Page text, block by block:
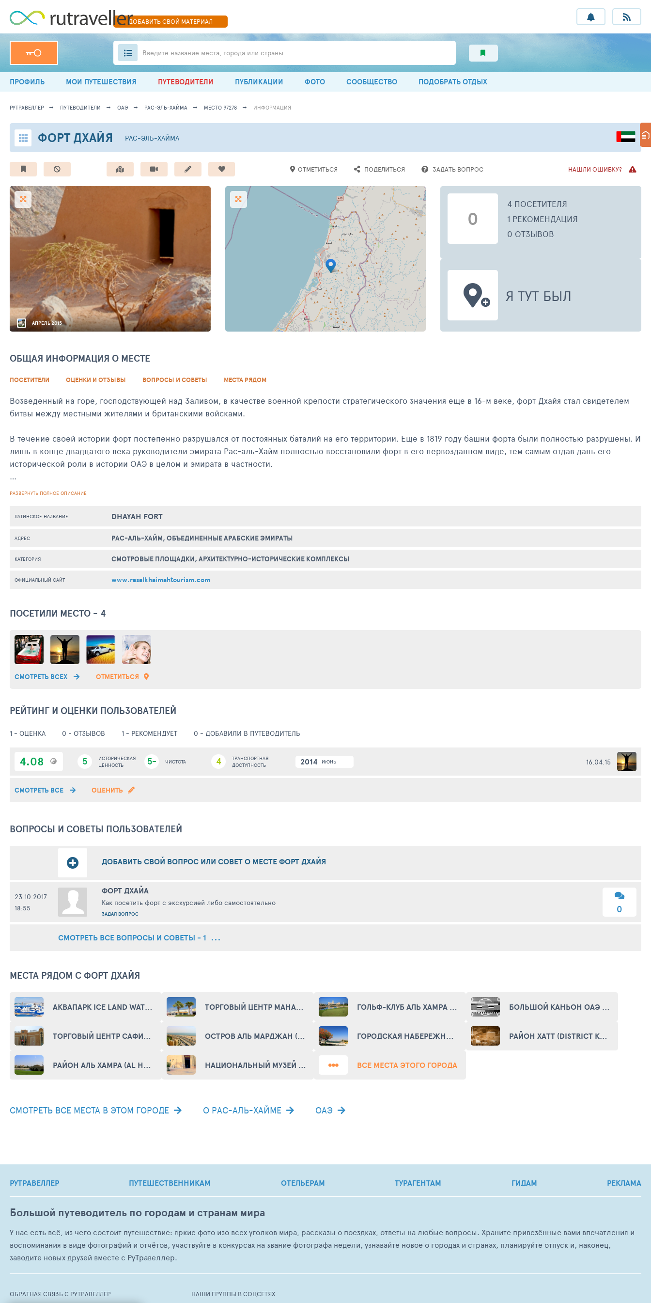
ДОБАВИТЬСВОЙ МАТЕРИАЛ
Введите название места, города или страны
ПРОФИЛЬ МОИ ПУТЕШЕСТВИЯ ПУТЕВОДИТЕЛИ ПУБЛИКАЦИИ ФОТО СООБЩЕСТВО ПОДОБРАТЬ ОТДЫХ
РУТРАВЕЛЛЕР ПУТЕВОДИТЕЛИ ОАЭ РАС-ЭЛЬ-ХАЙМА МЕСТО 97278 ИНФОРМАЦИЯ
ФОРТ ДХАЙЯ РАС-ЭЛЬ-ХАЙМА
ОТМЕТИТЬСЯ ПОДЕЛИТЬСЯ ЗАДАТЬ ВОПРОС НАШЛИ ОШИБКУ?
АПРЕЛЬ 2015
0
4 ПОСЕТИТЕЛЯ
1 РЕКОМЕНДАЦИЯ
0 ОТЗЫВОВ
Я ТУТ БЫЛ
ОБЩАЯ ИНФОРМАЦИЯ О МЕСТЕ
ПОСЕТИТЕЛИ ОЦЕНКИ И ОТЗЫВЫ ВОПРОСЫ И СОВЕТЫ МЕСТА РЯДОМ
Возведенный на горе, господствующей над Заливом, в качестве военной крепости стратегического значения еще в 16-м веке, форт Дхайя стал свидетелем
битвы между местными жителями и британскими войсками.
В течение своей истории форт постепенно разрушался от постоянных баталий на его территории. Еще в 1819 году башни форта были полностью разрушены. И
лишь в конце двадцатого века руководители эмирата Рас-аль-Хайм полностью восстановили форт в его первозданном виде, тем самым отдав дань его
исторической роли в истории ОАЭ в целом и эмирата в частности.
Многих, конечно, привлекает экскурсия на такой исторический объект. Но помимо этого, любой человек, прежде всего, оценит виды, открывающиеся с
форта, большая редкость. Так что, каждый турист, который выбрал местом своего отдыха ОАЭ, просто обязан посетить форт Дхайя, чтобы углубиться в
РАЗВЕРНУТЬ ПОЛНОЕ ОПИСАНИЕ
ЛАТИНСКОЕ НАЗВАНИЕ DHAYAH FORT
АДРЕС РАС-АЛЬ-ХАЙМ, ОБЪЕДИНЕННЫЕ АРАБСКИЕ ЭМИРАТЫ
КАТЕГОРИЯ СМОТРОВЫЕ ПЛОЩАДКИ, АРХИТЕКТУРНО-ИСТОРИЧЕСКИЕ КОМПЛЕКСЫ
ОФИЦИАЛЬНЫЙ САЙТ www.rasalkhaimahtourism.com
ПОСЕТИЛИ МЕСТО - 4
СМОТРЕТЬ ВСЕХ ОТМЕТИТЬСЯ
РЕЙТИНГ И ОЦЕНКИ ПОЛЬЗОВАТЕЛЕЙ
1 - ОЦЕНКА 0 - ОТЗЫВОВ 1 - РЕКОМЕНДУЕТ 0 - ДОБАВИЛИ В ПУТЕВОДИТЕЛЬ
4.08 5
ИСТОРИЧЕСКАЯ
ЦЕННОСТЬ
5- ЧИСТОТА 4
ТРАНСПОРТНАЯ
ДОСТУПНОСТЬ
2014 ИЮНЬ 16.04.15
СМОТРЕТЬ ВСЕ ОЦЕНИТЬ
ВОПРОСЫ И СОВЕТЫ ПОЛЬЗОВАТЕЛЕЙ
ДОБАВИТЬ СВОЙ ВОПРОС ИЛИ СОВЕТ О МЕСТЕ ФОРТ ДХАЙЯ
23.10.2017
18:55
ФОРТ ДХАЙА
Как посетить форт с экскурсией либо самостоятельно
ЗАДАЛ ВОПРОС 0
СМОТРЕТЬ ВСЕ ВОПРОСЫ И СОВЕТЫ - 1
МЕСТА РЯДОМ С ФОРТ ДХАЙЯ
АКВАПАРК ICE LAND WATER PARK (ICELAND WATER PARK) ТОРГОВЫЙ ЦЕНТР МАНАР (AL MANAR MALL) ГОЛЬФ-КЛУБ АЛЬ ХАМРА (AL HAMRA GOLF CLUB) БОЛЬШОЙ КАНЬОН ОАЭ ВАДИ БИ (GRAND CANYON UAE WADI BIH)
ТОРГОВЫЙ ЦЕНТР САФИР МОЛЛ (SAFEER MALL SHOPPING CENTER) ОСТРОВ АЛЬ МАРДЖАН (AL MARJAN ISLAND) ГОРОДСКАЯ НАБЕРЕЖНАЯ РАС АЛЬ ХАЙМА (СITY QUAY OF RAS AL-KHAIMAH) РАЙОН ХАТТ (DISTRICT KHATT)
РАЙОН АЛЬ ХАМРА (AL HAMRA DISTRICT) НАЦИОНАЛЬНЫЙ МУЗЕЙ РАС-ЭЛЬ-ХАЙМЫ (RAS AL KHAIMAH MUSEUM) ВСЕ МЕСТА ЭТОГО ГОРОДА
СМОТРЕТЬ ВСЕ МЕСТА В ЭТОМ ГОРОДЕ О РАС-АЛЬ-ХАЙМЕ ОАЭ
РУТРАВЕЛЛЕР ПУТЕШЕСТВЕННИКАМ ОТЕЛЬЕРАМ ТУРАГЕНТАМ ГИДАМ РЕКЛАМА
Большой путеводитель по городам и странам мира
У нас есть всё, из чего состоит путешествие: яркие фото изо всех уголков мира, рассказы о поездках, ответы на любые вопросы. Храните привезённые вами впечатления и
воспоминания в виде фотографий и отчётов, участвуйте в конкурсах на звание фотографа недели, узнавайте новое о городах и странах, планируйте отпуск и, наконец,
заводите новых друзей вместе с РуТравеллер.
ОБРАТНАЯ СВЯЗЬ С РУТРАВЕЛЛЕР НАШИ ГРУППЫ В СОЦСЕТЯХ